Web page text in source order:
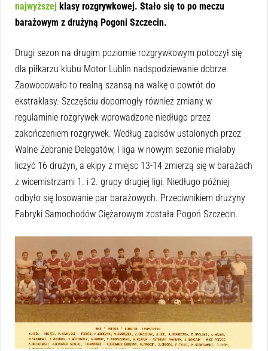
najwyższej klasy rozgrywkowej. Stało się to po meczu
barażowym z drużyną Pogoni Szczecin.
Drugi sezon na drugim poziomie rozgrywkowym potoczył się
dla piłkarzu klubu Motor Lublin nadspodziewanie dobrze.
Zaowocowało to realną szansą na walkę o powrót do
ekstraklasy. Szczęściu dopomogły również zmiany w
regulaminie rozgrywek wprowadzone niedługo przez
zakończeniem rozgrywek. Według zapisów ustalonych przez
Walne Zebranie Delegatów, I liga w nowym sezonie miałaby
liczyć 16 drużyn, a ekipy z miejsc 13-14 zmierzą się w barażach
z wicemistrzami 1. i 2. grupy drugiej ligi. Niedługo później
odbyło się losowanie par barażowych. Przeciwnikiem drużyny
Fabryki Samochodów Ciężarowym została Pogoń Szczecin.